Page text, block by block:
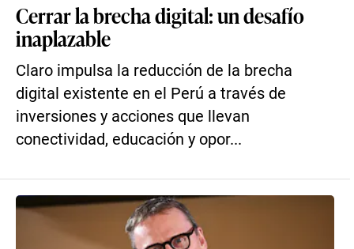
Cerrar la brecha digital: un desafío
inaplazable
Claro impulsa la reducción de la brecha
digital existente en el Perú a través de
inversiones y acciones que llevan
conectividad, educación y opor...